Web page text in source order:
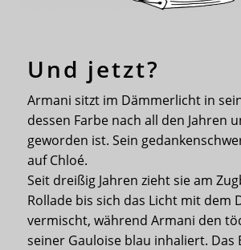
Und jetzt?
Armani sitzt im Dämmerlicht in
dessen Farbe nach all den Jahren
geworden ist. Sein
auf Chloé.
Seit dreißig Jahren zieht sie am
Rollade bis sich das Licht mit dem
vermischt, während Armani den
seiner Gauloise blau inhaliert. Das